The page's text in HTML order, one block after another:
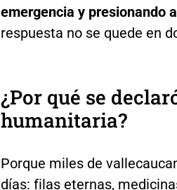
emergencia y presionando
respuesta no se quede en
¿Por qué se
humanitaria?
Porque miles de
días: filas eternas,